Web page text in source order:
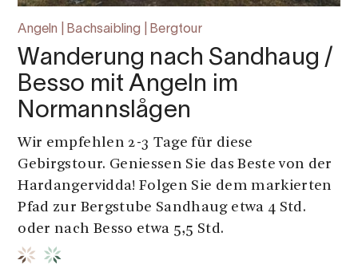
Angeln | Bachsaibling | Bergtour
Wanderung nach Sandhaug /
Besso mit Angeln im
Normannslågen
Wir empfehlen 2-3 Tage für diese
Gebirgstour. Geniessen Sie das Beste von der
Hardangervidda! Folgen Sie dem markierten
Pfad zur Bergstube Sandhaug etwa 4 Std.
oder nach Besso etwa 5,5 Std.